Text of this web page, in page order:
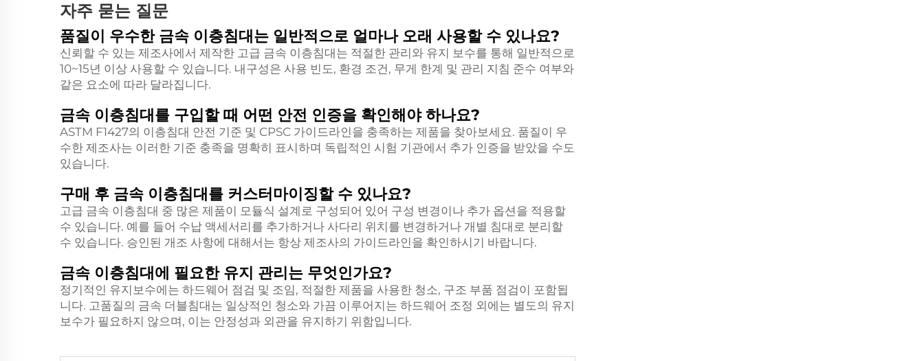
자주 묻는 질문
품질이 우수한 금속 이층침대는 일반적으로 얼마나 오래 사용할 수 있나요?
신뢰할 수 있는 제조사에서 제작한 고급 금속 이층침대는 적절한 관리와 유지 보수를 통해 일반적으로
10~15년 이상 사용할 수 있습니다. 내구성은 사용 빈도, 환경 조건, 무게 한계 및 관리 지침 준수 여부와
같은 요소에 따라 달라집니다.
금속 이층침대를 구입할 때 어떤 안전 인증을 확인해야 하나요?
ASTM F1427의 이층침대 안전 기준 및 CPSC 가이드라인을 충족하는 제품을 찾아보세요. 품질이 우
수한 제조사는 이러한 기준 충족을 명확히 표시하며 독립적인 시험 기관에서 추가 인증을 받았을 수도
있습니다.
구매 후 금속 이층침대를 커스터마이징할 수 있나요?
고급 금속 이층침대 중 많은 제품이 모듈식 설계로 구성되어 있어 구성 변경이나 추가 옵션을 적용할
수 있습니다. 예를 들어 수납 액세서리를 추가하거나 사다리 위치를 변경하거나 개별 침대로 분리할
수 있습니다. 승인된 개조 사항에 대해서는 항상 제조사의 가이드라인을 확인하시기 바랍니다.
금속 이층침대에 필요한 유지 관리는 무엇인가요?
정기적인 유지보수에는 하드웨어 점검 및 조임, 적절한 제품을 사용한 청소, 구조 부품 점검이 포함됩
니다. 고품질의 금속 더블침대는 일상적인 청소와 가끔 이루어지는 하드웨어 조정 외에는 별도의 유지
보수가 필요하지 않으며, 이는 안정성과 외관을 유지하기 위함입니다.